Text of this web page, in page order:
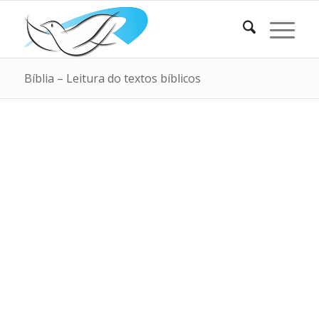
Bíblia – Leitura do textos bíblicos